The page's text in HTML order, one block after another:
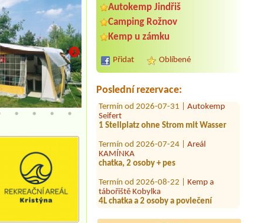
Autokemp Jindřiš
Camping Rožnov
Kemp u zámku
Přidat Oblíbené
Poslední rezervace:
Termín od 2026-07-31 |
kemp Rozkoš
4 dospělí a 1 dítě
DACHOVA
2 chatky-8 lidí
Termín od 2026-07-31 |
1 Stellplatz ohne Strom mit Wasser
Termín od 2026-07-24 |Areál
chatka, 2 osoby + pes
Termín od 2026-08-22 |
4L chatka a 2 osoby a povlečení
Termín od 2026-07-31 |Autokemp